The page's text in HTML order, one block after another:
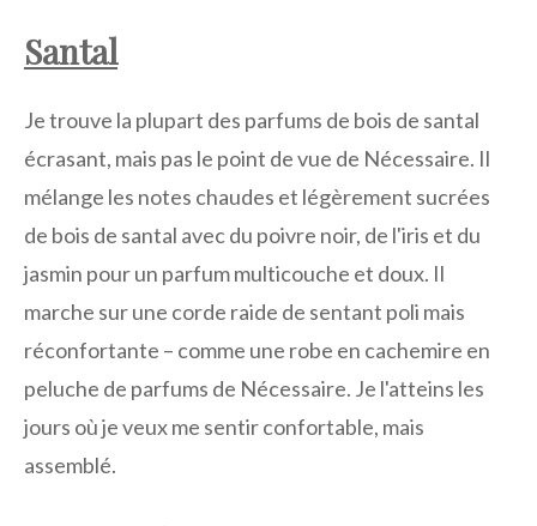
Santal
Je trouve la plupart des parfums de bois de santal
écrasant, mais pas le point de vue de Nécessaire. Il
mélange les notes chaudes et légèrement sucrées
de bois de santal avec du poivre noir, de l'iris et du
jasmin pour un parfum multicouche et doux. Il
marche sur une corde raide de sentant poli mais
réconfortante – comme une robe en cachemire en
peluche de parfums de Nécessaire. Je l'atteins les
jours où je veux me sentir confortable, mais
assemblé.